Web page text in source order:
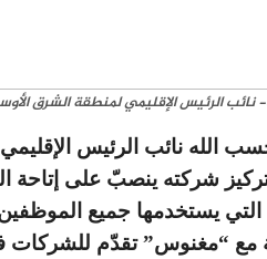
الرئيس الإقليمي لمنطقة الشرق
الله نائب الرئيس
شركته ينصبّ على إتاحة
التي يستخدمها جميع
مع “مغنوس” تقدّم